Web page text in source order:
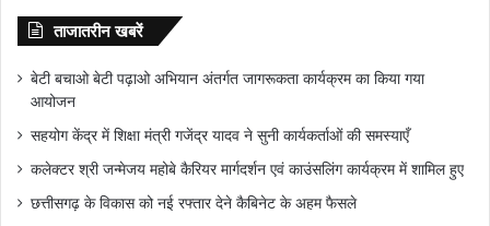
ताजातरीन खबरें
बेटी बचाओ बेटी पढ़ाओ अभियान अंतर्गत जागरूकता कार्यक्रम का किया गया
आयोजन
सहयोग केंद्र में शिक्षा मंत्री गजेंद्र यादव ने सुनी कार्यकर्ताओं की समस्याएँ
कलेक्टर श्री जन्मेजय महोबे कैरियर मार्गदर्शन एवं काउंसलिंग कार्यक्रम में शामिल हुए
छत्तीसगढ़ के विकास को नई रफ्तार देने कैबिनेट के अहम फैसले